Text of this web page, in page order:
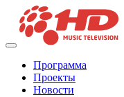
Программа
Проекты
Новости